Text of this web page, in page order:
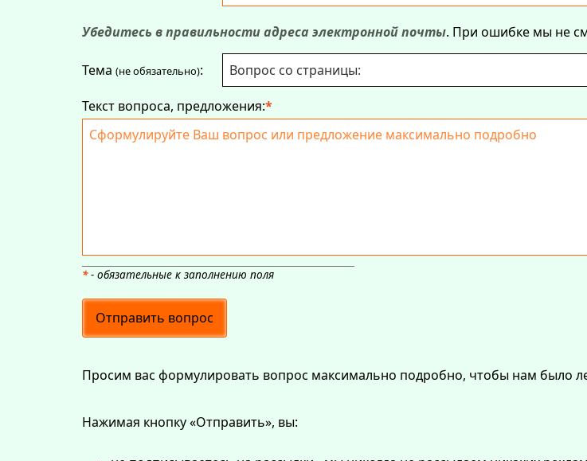
Убедитесь в правильности адреса электронной почты. При ошибке мы не
Тема(не обязательно):
Текст вопроса, предложения:*
*- обязательные к заполнению поля
Отправить вопрос
Просим вас формулировать вопрос максимально подробно, чтобы нам было
Нажимая кнопку «Отправить», вы: